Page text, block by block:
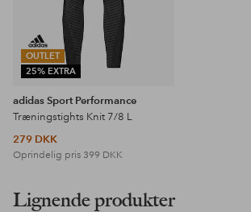
OUTLET
25% EXTRA
adidas Sport Performance
Træningstights Knit 7/8 L
279 DKK
Oprindelig pris 399 DKK
Lignende produkter